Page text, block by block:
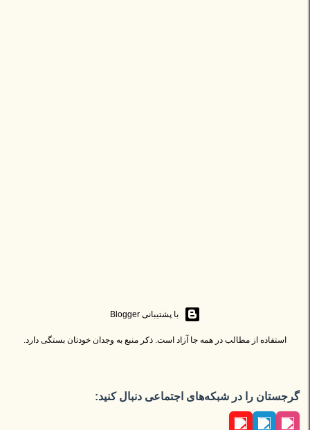
‏با پشتیبانی Blogger
استفاده از مطالب در همه جا آزاد است. ذکر منبع به وجدان خودتان بستگی دارد.
گرجستان را در شبکه‌های اجتماعی دنبال کنید: